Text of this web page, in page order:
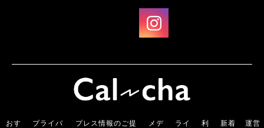
おす プライバ プレス情報のご提 メデ ライ 利 新着 運営